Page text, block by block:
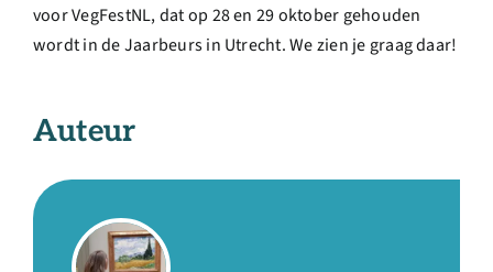
voor VegFestNL, dat op 28 en 29 oktober gehouden
wordt in de Jaarbeurs in Utrecht. We zien je graag daar!
Auteur